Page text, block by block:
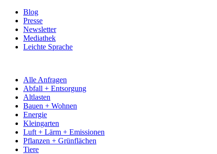
Blog
Presse
Newsletter
Mediathek
Leichte Sprache
Alle Anfragen
Abfall + Entsorgung
Altlasten
Bauen + Wohnen
Energie
Kleingarten
Luft + Lärm + Emissionen
Pflanzen + Grünflächen
Tiere